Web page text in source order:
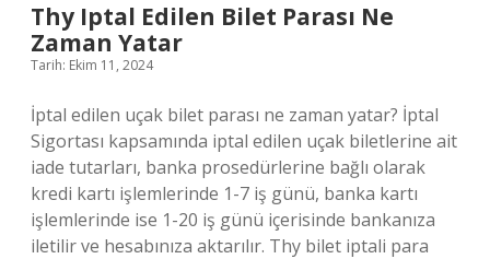
Thy Iptal Edilen Bilet Parası Ne
Zaman Yatar
Tarih: Ekim 11, 2024
İptal edilen uçak bilet parası ne zaman yatar? İptal
Sigortası kapsamında iptal edilen uçak biletlerine ait
iade tutarları, banka prosedürlerine bağlı olarak
kredi kartı işlemlerinde 1-7 iş günü, banka kartı
işlemlerinde ise 1-20 iş günü içerisinde bankanıza
iletilir ve hesabınıza aktarılır. Thy bilet iptali para